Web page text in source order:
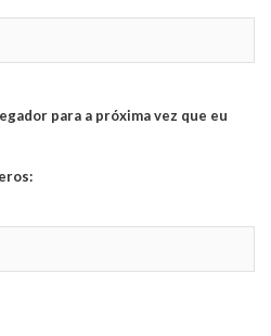
para a próxima vez que eu